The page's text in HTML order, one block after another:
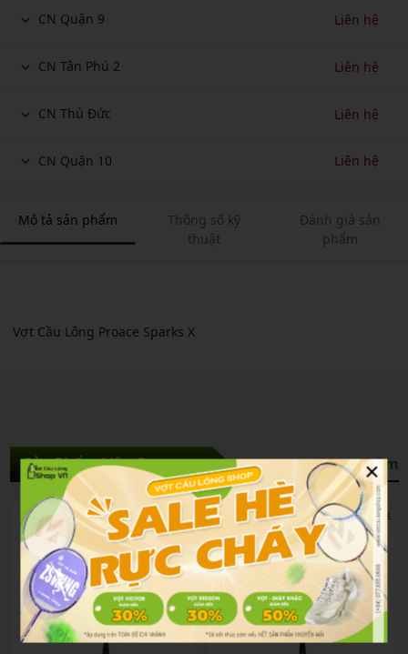
CN Quận 9 Liên hệ
CN Tân Phú 2 Liên hệ
CN Thủ Đức Liên hệ
CN Quận 10 Liên hệ
Mô tả sản phẩm
Thông số kỹ
thuật
Đánh giá sản
phẩm
Vợt Cầu Lông Proace Sparks X
Sản Phẩm Liên Quan Xem thêm
×